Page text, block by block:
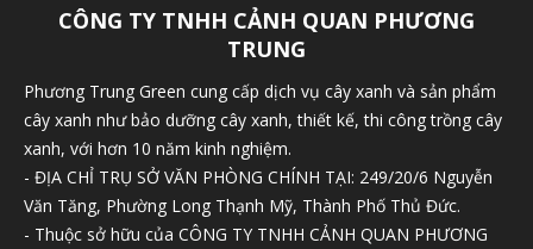
CÔNG TY TNHH CẢNH QUAN PHƯƠNG
TRUNG
Phương Trung Green cung cấp dịch vụ cây xanh và sản phẩm
cây xanh như bảo dưỡng cây xanh, thiết kế, thi công trồng cây
xanh, với hơn 10 năm kinh nghiệm.
- ĐỊA CHỈ TRỤ SỞ VĂN PHÒNG CHÍNH TẠI: 249/20/6 Nguyễn
Văn Tăng, Phường Long Thạnh Mỹ, Thành Phố Thủ Đức.
- Thuộc sở hữu của CÔNG TY TNHH CẢNH QUAN PHƯƠNG